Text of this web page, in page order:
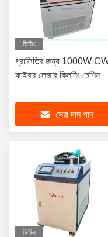
ভিডিও
গ্রাফিতির জন্য 1000W
ফাইবার লেজার ক্লিনিং মেশিন
সেরা দাম পান
ভিডিও